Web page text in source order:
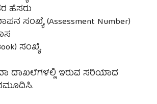
ಹೆಸರು
ಸಂಖ್ಯೆ (Assessment Number)
ಸಂಖ್ಯೆ
ದಾಖಲೆಗಳಲ್ಲಿ ಇರುವ ಸರಿಯಾದ